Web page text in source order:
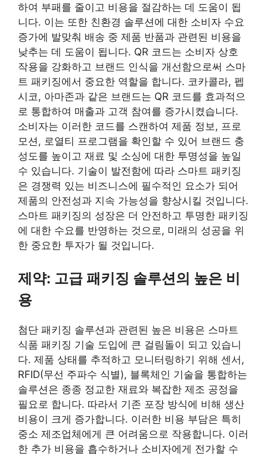
하여 부패를 줄이고 비용을 절감하는 데 도움이 됩
니다. 이는 또한 친환경 솔루션에 대한 소비자 수요
증가에 발맞춰 배송 중 제품 반품과 관련된 비용을
낮추는 데 도움이 됩니다. QR 코드는 소비자 상호
작용을 강화하고 브랜드 인식을 개선함으로써 스마
트 패키징에서 중요한 역할을 합니다. 코카콜라, 펩
시코, 아마존과 같은 브랜드는 QR 코드를 효과적으
로 통합하여 매출과 고객 참여를 증가시켰습니다.
소비자는 이러한 코드를 스캔하여 제품 정보, 프로
모션, 로열티 프로그램을 확인할 수 있어 브랜드 충
성도를 높이고 재료 및 소싱에 대한 투명성을 높일
수 있습니다. 기술이 발전함에 따라 스마트 패키징
은 경쟁력 있는 비즈니스에 필수적인 요소가 되어
제품의 안전성과 지속 가능성을 향상시킬 것입니다.
스마트 패키징의 성장은 더 안전하고 투명한 패키징
에 대한 수요를 반영하는 것으로, 미래의 성공을 위
한 중요한 투자가 될 것입니다.
제약: 고급 패키징 솔루션의 높은 비
용
첨단 패키징 솔루션과 관련된 높은 비용은 스마트
식품 패키징 기술 도입에 큰 걸림돌이 되고 있습니
다. 제품 상태를 추적하고 모니터링하기 위해 센서,
RFID(무선 주파수 식별), 블록체인 기술을 통합하는
솔루션은 종종 정교한 재료와 복잡한 제조 공정을
필요로 합니다. 따라서 기존 포장 방식에 비해 생산
비용이 크게 증가합니다. 이러한 비용 부담은 특히
중소 제조업체에게 큰 어려움으로 작용합니다. 이러
한 추가 비용을 흡수하거나 소비자에게 전가할 수